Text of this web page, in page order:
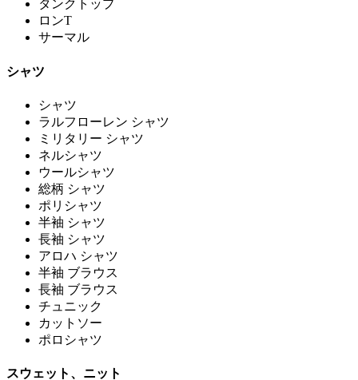
タンクトップ
ロンT
サーマル
シャツ
シャツ
ラルフローレン シャツ
ミリタリー シャツ
ネルシャツ
ウールシャツ
総柄 シャツ
ポリシャツ
半袖 シャツ
長袖 シャツ
アロハ シャツ
半袖 ブラウス
長袖 ブラウス
チュニック
カットソー
ポロシャツ
スウェット、ニット